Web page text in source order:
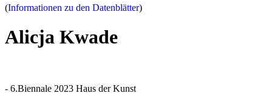
(Informationen zu den Datenblätter)
Alicja Kwade
- 6.Biennale 2023 Haus der Kunst